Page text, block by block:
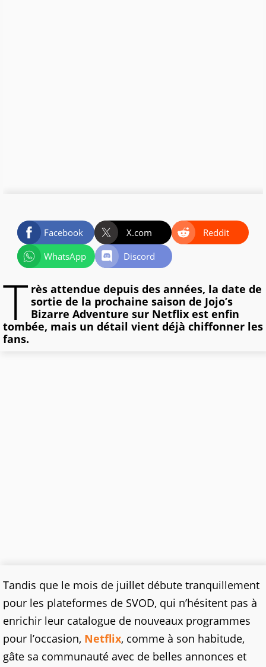
Facebook X.com
Reddit
WhatsApp
Discord
T rès attendue depuis des années, la date de
sortie de la prochaine saison de Jojo’s
Bizarre Adventure sur Netflix est enfin
tombée, mais un détail vient déjà chiffonner les
fans.
Tandis que le mois de juillet débute tranquillement
pour les plateformes de SVOD, qui n’hésitent pas à
enrichir leur catalogue de nouveaux programmes
pour l’occasion, Netflix, comme à son habitude,
gâte sa communauté avec de belles annonces et